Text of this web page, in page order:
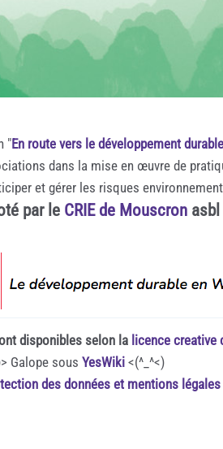
"En route vers le développement durable
dans la mise en œuvre de
et gérer les risques
par le CRIE de Mouscronasbl
disponibles selon la licence creative
Galope sous YesWiki<(^_^<)
des données et mentions légales